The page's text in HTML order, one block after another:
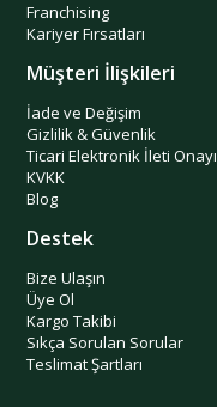
Franchising
Kariyer Fırsatları
Müşteri İlişkileri
İade ve Değişim
Gizlilik & Güvenlik
Ticari Elektronik İleti Onayı
KVKK
Blog
Destek
Bize Ulaşın
Üye Ol
Kargo Takibi
Sıkça Sorulan Sorular
Teslimat Şartları